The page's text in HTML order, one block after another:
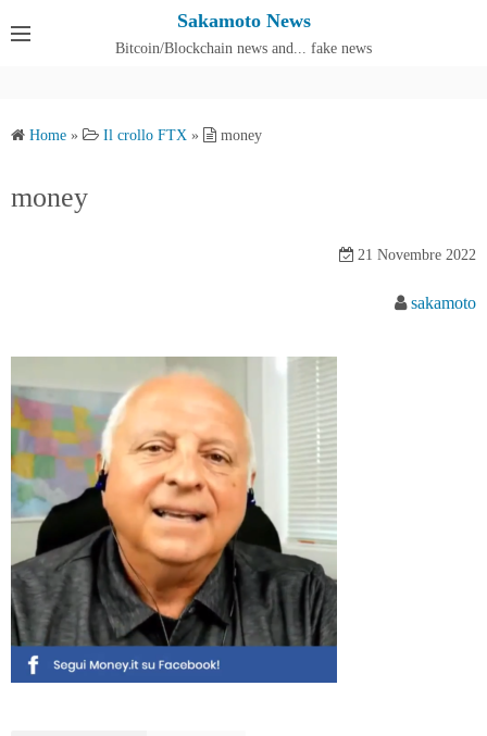
Sakamoto News
Bitcoin/Blockchain news and... fake news
Home » Il crollo FTX » money
money
21 Novembre 2022
sakamoto